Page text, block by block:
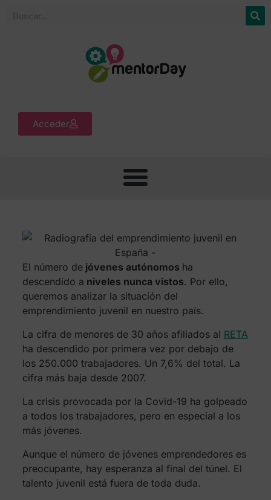
Acceder
El número dejóvenes autónomos ha
descendido a niveles nunca vistos. Por ello,
queremos analizar la situación del
emprendimiento juvenil en nuestro país.
La cifra de menores de 30 años afiliados al RETA
ha descendido por primera vez por debajo de
los 250.000 trabajadores. Un 7,6% del total. La
cifra más baja desde 2007.
La crisis provocada por la Covid-19 ha golpeado
a todos los trabajadores, pero en especial a los
más jóvenes.
Aunque el número de jóvenes emprendedores es
preocupante, hay esperanza al final del túnel. El
talento juvenil está fuera de toda duda.